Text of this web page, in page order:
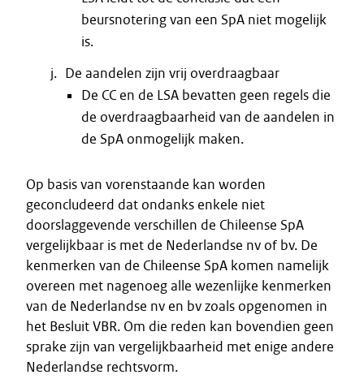
beursnotering van een SpA niet mogelijk
is.
De aandelen zijn vrij overdraagbaar
De CC en de LSA bevatten geen regels die
de overdraagbaarheid van de aandelen in
de SpA onmogelijk maken.
Op basis van vorenstaande kan worden
geconcludeerd dat ondanks enkele niet
doorslaggevende verschillen de Chileense SpA
vergelijkbaar is met de Nederlandse nv of bv. De
kenmerken van de Chileense SpA komen namelijk
overeen met nagenoeg alle wezenlijke kenmerken
van de Nederlandse nv en bv zoals opgenomen in
het Besluit VBR. Om die reden kan bovendien geen
sprake zijn van vergelijkbaarheid met enige andere
Nederlandse rechtsvorm.